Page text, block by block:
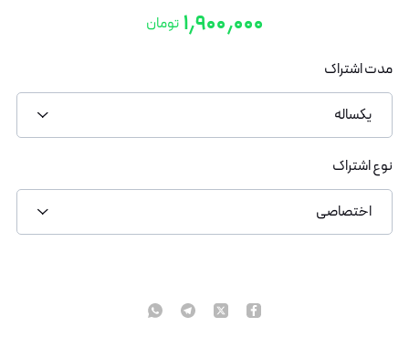
۱٫۹۰۰٫۰۰۰ تومان
مدت اشتراک
یکساله
نوع اشتراک
اختصاصی